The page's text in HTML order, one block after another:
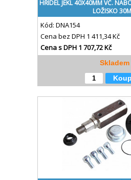
HŘÍDEL JEKL 40X40MM VČ.
LOŽISKO
Kód: DNA154
Cena bez DPH 1 411,34 Kč
Cena s DPH 1 707,72 Kč
Skladem